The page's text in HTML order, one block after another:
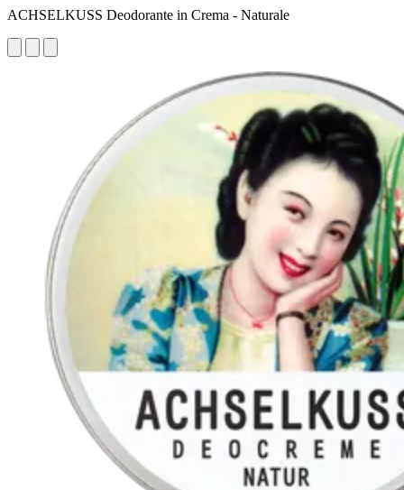
ACHSELKUSS Deodorante in Crema - Naturale